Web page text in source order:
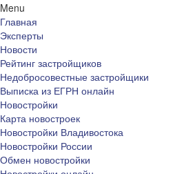
Menu
Главная
Эксперты
Новости
Рейтинг застройщиков
Недобросовестные застройщики
Выписка из ЕГРН онлайн
Новостройки
Карта новостроек
Новостройки Владивостока
Новостройки России
Обмен новостройки